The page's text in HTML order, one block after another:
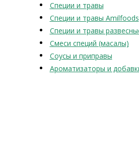
Специи и травы
Специи и травы Amilfoods
Специи и травы
Смеси специй (масалы)
Соусы и приправы
Ароматизаторы и